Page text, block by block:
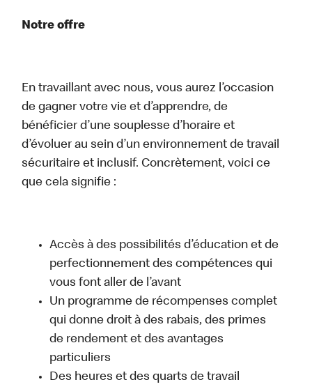
Notre offre
En travaillant avec nous, vous aurez l’occasion
de gagner votre vie et d’apprendre, de
bénéficier d’une souplesse d’horaire et
d’évoluer au sein d’un environnement de travail
sécuritaire et inclusif. Concrètement, voici ce
que cela signifie :
Accès à des possibilités d’éducation et de
perfectionnement des compétences qui
vous font aller de l’avant
Un programme de récompenses complet
qui donne droit à des rabais, des primes
de rendement et des avantages
particuliers
Des heures et des quarts de travail